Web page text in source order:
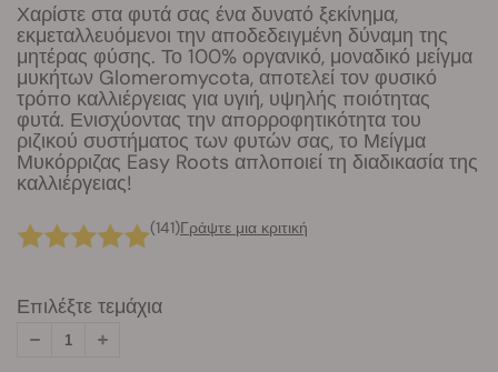
Χαρίστε στα φυτά σας ένα δυνατό ξεκίνημα,
εκμεταλλευόμενοι την αποδεδειγμένη δύναμη της
μητέρας φύσης. Το 100% οργανικό, μοναδικό μείγμα
μυκήτων Glomeromycota, αποτελεί τον φυσικό
τρόπο καλλιέργειας για υγιή, υψηλής ποιότητας
φυτά. Ενισχύοντας την απορροφητικότητα του
ριζικού συστήματος των φυτών σας, το Μείγμα
Μυκόρριζας Easy Roots απλοποιεί τη διαδικασία της
καλλιέργειας!
(141)Γράψτε μια κριτική
Επιλέξτε τεμάχια